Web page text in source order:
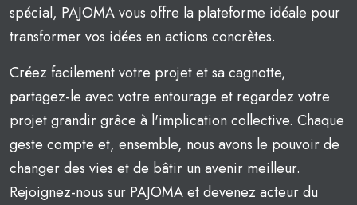
spécial, PAJOMA vous offre la plateforme idéale pour
transformer vos idées en actions concrètes.
Créez facilement votre projet et sa cagnotte,
partagez-le avec votre entourage et regardez votre
projet grandir grâce à l'implication collective. Chaque
geste compte et, ensemble, nous avons le pouvoir de
changer des vies et de bâtir un avenir meilleur.
Rejoignez-nous sur PAJOMA et devenez acteur du